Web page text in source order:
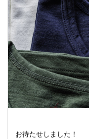
お待たせしました！